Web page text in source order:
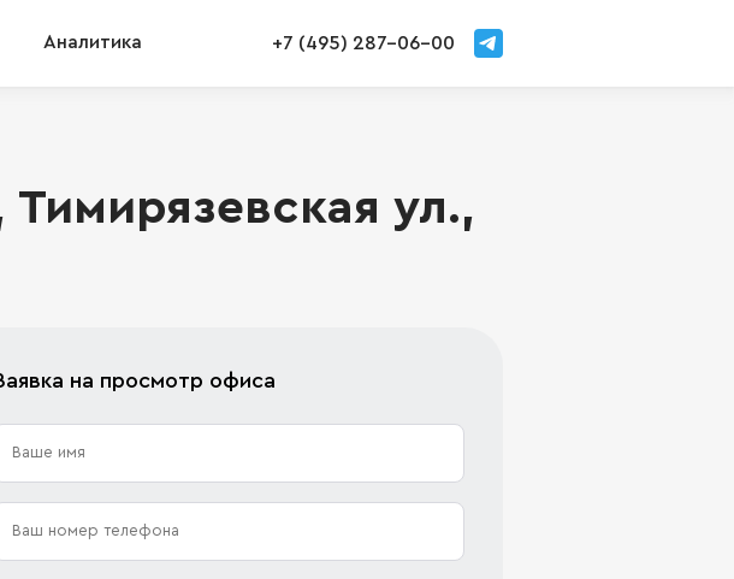
Аналитика +7 (495) 287-06-00
ул.,
на просмотр офиса